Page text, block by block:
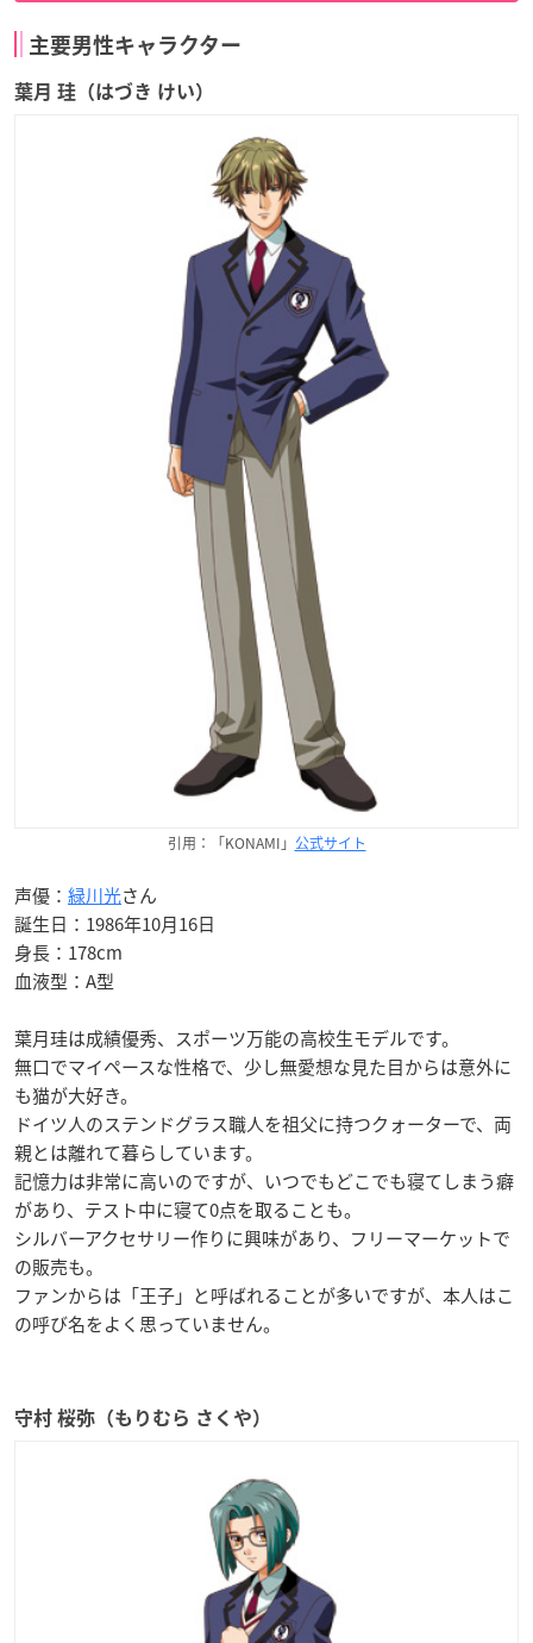
主要男性キャラクター
葉月 珪（はづき けい）
引用：「KONAMI」 公式サイト
声優： 緑川光さん
誕生日：1986年10月16日
身長：178cm
血液型：A型
葉月珪は成績優秀、スポーツ万能の高校生モデルです。
無口でマイペースな性格で、少し無愛想な見た目からは意外に
も猫が大好き。
ドイツ人のステンドグラス職人を祖父に持つクォーターで、両
親とは離れて暮らしています。
記憶力は非常に高いのですが、いつでもどこでも寝てしまう癖
があり、テスト中に寝て0点を取ることも。
シルバーアクセサリー作りに興味があり、フリーマーケットで
の販売も。
ファンからは「王子」と呼ばれることが多いですが、本人はこ
の呼び名をよく思っていません。
守村 桜弥（もりむら さくや）